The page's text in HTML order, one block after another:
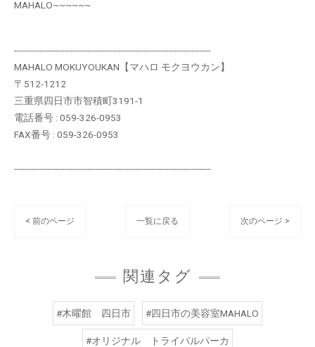
MAHALO~~~~~~
----------------------------------------------------------------------
MAHALO MOKUYOUKAN【マハロ モクヨウカン】
〒512-1212
三重県四日市市智積町3191-1
電話番号 : 059-326-0953
FAX番号 : 059-326-0953
----------------------------------------------------------------------
< 前のページ 一覧に戻る 次のページ >
関連タグ
#木曜館 四日市 #四日市の美容室MAHALO
#オリジナル トライバルパーカ